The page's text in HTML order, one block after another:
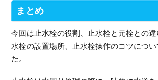
まとめ
今回は止水栓の役割、止水栓と元栓との
水栓の設置場所、止水栓操作のコツにつ
た。